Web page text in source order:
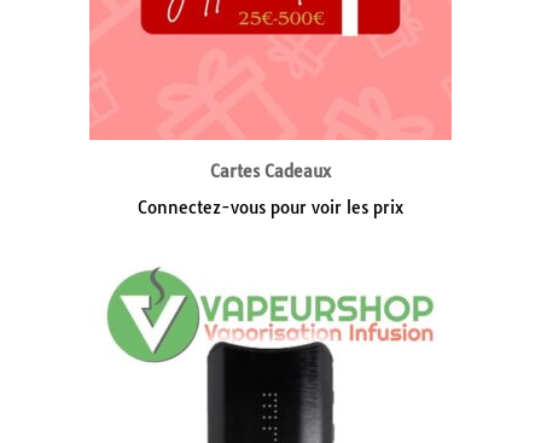
Cartes Cadeaux
Connectez-vous pour voir les prix